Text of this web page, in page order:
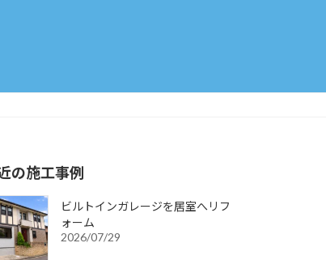
の施工事例
ビルトインガレージを居室へリフ
ォーム
2026/07/29